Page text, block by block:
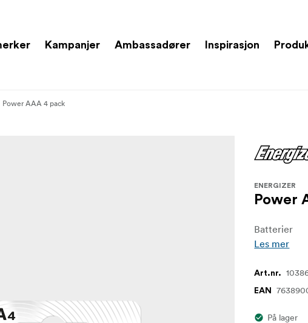
Kampanjer Ambassadører Inspirasjon
Power AAA 4 pack
ENERGIZER
Power
Batterier
Les mer
Art.nr.
EAN
På lager